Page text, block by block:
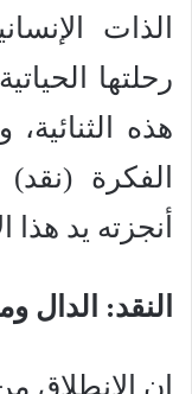
الذات
رحلتها
هذه
الفكرة
أنجزته يد
النقد: الدال
إن الانطلاق